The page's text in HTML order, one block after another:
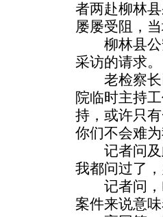
者两赴柳林
屡屡受阻，
柳林县公
采访的请求。
老检察长
院临时主持
持，或许只
你们不会难
记者问及
我都问过了，
记者问，
案件来说意